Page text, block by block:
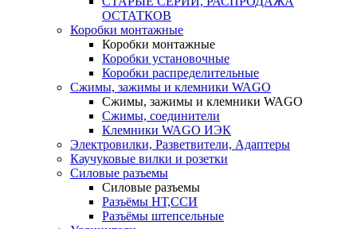
ОСТАТКОВ
Коробки монтажные
Коробки монтажные
Коробки установочные
Коробки распределительные
Сжимы, зажимы и клемники WAGO
Сжимы, зажимы и клемники WAGO
Сжимы, соединители
Клемники WAGO ИЭК
Электровилки, Разветвители, Адаптеры
Каучуковые вилки и розетки
Силовые разъемы
Силовые разъемы
Разъёмы НТ,ССИ
Разъёмы штепсельные